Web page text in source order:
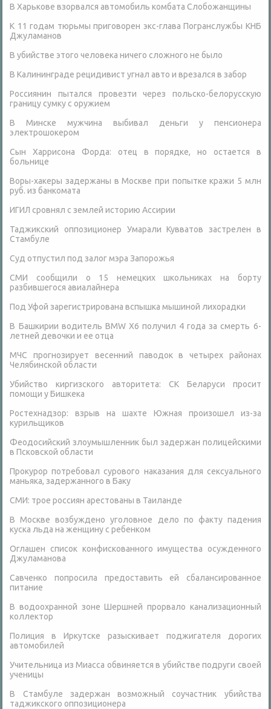
В Харькове взорвался автомобиль комбата Слобожанщины
К 11 годам тюрьмы приговорен экс-глава Погранслужбы КНБ
Джуламанов
В убийстве этого человека ничего сложного не было
В Калининграде рецидивист угнал авто и врезался в забор
Россиянин пытался провезти через польско-белорусскую
границу сумку с оружием
В Минске мужчина выбивал деньги у пенсионера
электрошокером
Сын Харрисона Форда: отец в порядке, но остается в
больнице
Воры-хакеры задержаны в Москве при попытке кражи 5 млн
руб. из банкомата
ИГИЛ сровнял с землей историю Ассирии
Таджикский оппозиционер Умарали Кувватов застрелен в
Стамбуле
Суд отпустил под залог мэра Запорожья
СМИ сообщили о 15 немецких школьниках на борту
разбившегося авиалайнера
Под Уфой зарегистрирована вспышка мышиной лихорадки
В Башкирии водитель BMW X6 получил 4 года за смерть 6-
летней девочки и ее отца
МЧС прогнозирует весенний паводок в четырех районах
Челябинской области
Убийство киргизского авторитета: СК Беларуси просит
помощи у Бишкека
Ростехнадзор: взрыв на шахте Южная произошел из-за
курильщиков
Феодосийский злоумышленник был задержан полицейскими
в Псковской области
Прокурор потребовал сурового наказания для сексуального
маньяка, задержанного в Баку
СМИ: трое россиян арестованы в Таиланде
В Москве возбуждено уголовное дело по факту падения
куска льда на женщину с ребенком
Оглашен список конфискованного имущества осужденного
Джуламанова
Савченко попросила предоставить ей сбалансированное
питание
В водоохранной зоне Шершней прорвало канализационный
коллектор
Полиция в Иркутске разыскивает поджигателя дорогих
автомобилей
Учительница из Миасса обвиняется в убийстве подруги своей
ученицы
В Стамбуле задержан возможный соучастник убийства
таджикского оппозиционера